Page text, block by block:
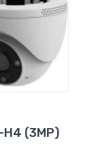
H4 (3MP)